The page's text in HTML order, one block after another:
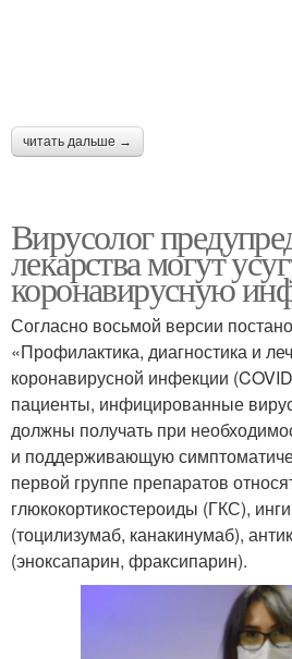
читать дальше →
Вирусолог
лекарства могут
коронавирусную
Согласно восьмой версии
«Профилактика, диагностика и
коронавирусной инфекции
пациенты, инфицированные
должны получать при
и поддерживающую
первой группе препаратов
глюкокортикостероиды (ГКС),
(тоцилизумаб, канакинумаб),
(эноксапарин, фраксипарин).